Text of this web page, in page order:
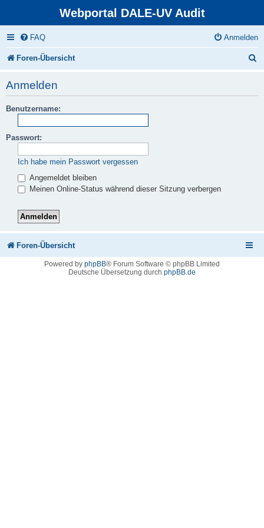
Webportal DALE-UV Audit
FAQ Anmelden
Foren-Übersicht
Anmelden
Benutzername:
Passwort:
Ich habe mein Passwort vergessen
Angemeldet bleiben
Meinen Online-Status während dieser Sitzung verbergen
Foren-Übersicht
Powered by phpBB® Forum Software © phpBB Limited
Deutsche Übersetzung durch phpBB.de